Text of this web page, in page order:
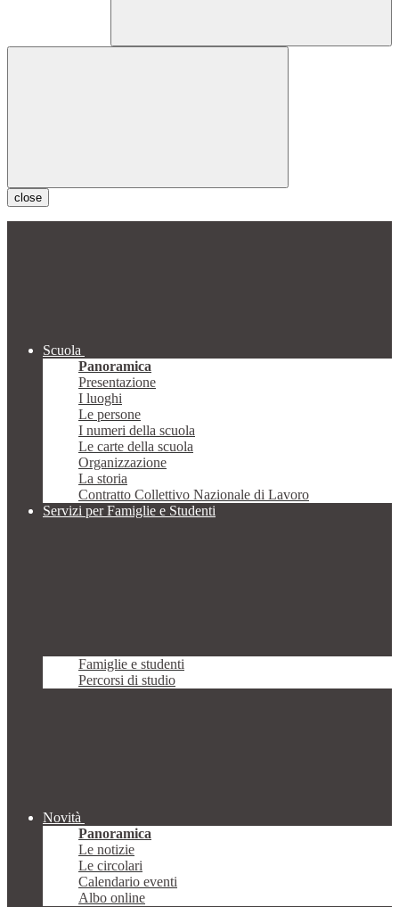
close
Scuola
Panoramica
Presentazione
I luoghi
Le persone
I numeri della scuola
Le carte della scuola
Organizzazione
La storia
Contratto Collettivo Nazionale di Lavoro
Servizi per Famiglie e Studenti
Famiglie e studenti
Percorsi di studio
Novità
Panoramica
Le notizie
Le circolari
Calendario eventi
Albo online